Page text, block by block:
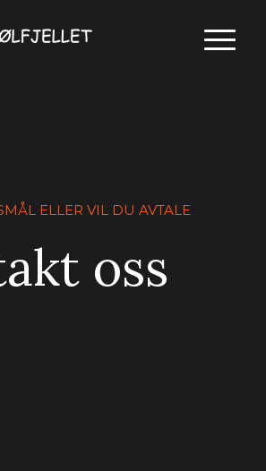
ELLER VIL DU AVTALE
oss